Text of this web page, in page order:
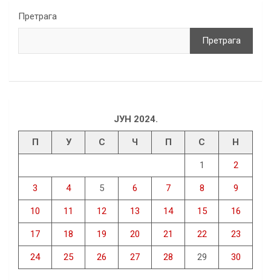
Претрага
Претрага
ЈУН 2024.
П У С Ч П С Н
1 2
3 4 5 6 7 8 9
10 11 12 13 14 15 16
17 18 19 20 21 22 23
24 25 26 27 28 29 30